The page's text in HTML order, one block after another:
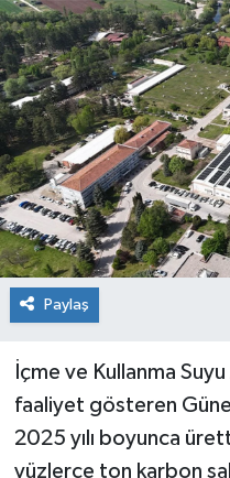
Paylaş
İçme ve Kullanma
faaliyet gösteren
2025 yılı boyunca
yüzlerce ton karbon
Spor